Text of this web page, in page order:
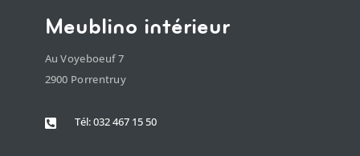
Meublino intérieur
Au Voyeboeuf 7
2900 Porrentruy
 Tél: 032 467 15 50